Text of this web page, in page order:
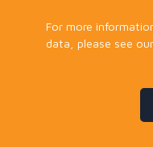
For more
data, please see our